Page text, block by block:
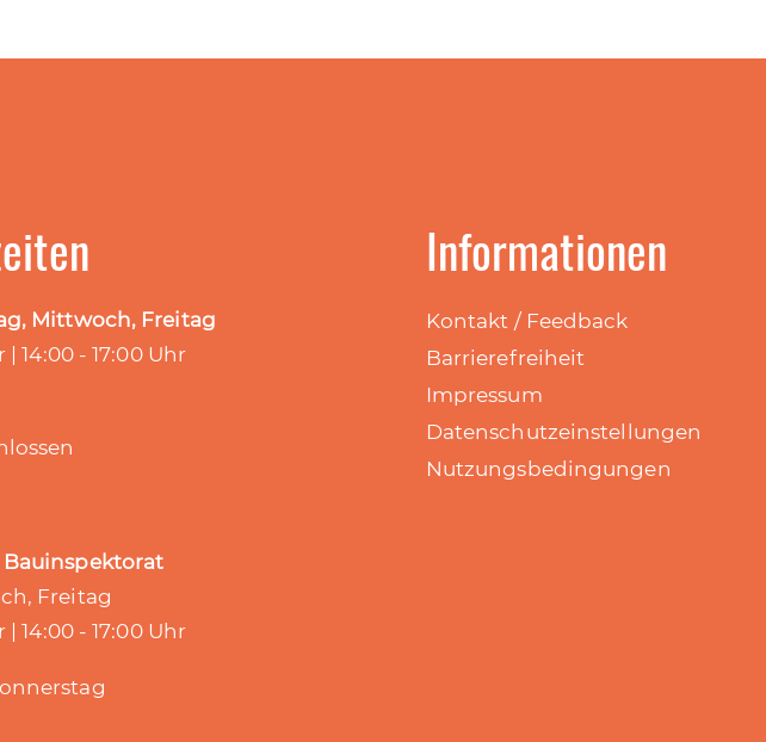
Mittwoch, Freitag
| 14:00 - 17:00 Uhr
Freitag
| 14:00 - 17:00 Uhr
Informationen
Kontakt / Feedback
Barrierefreiheit
Impressum
Datenschutzeinstellungen
Nutzungsbedingungen